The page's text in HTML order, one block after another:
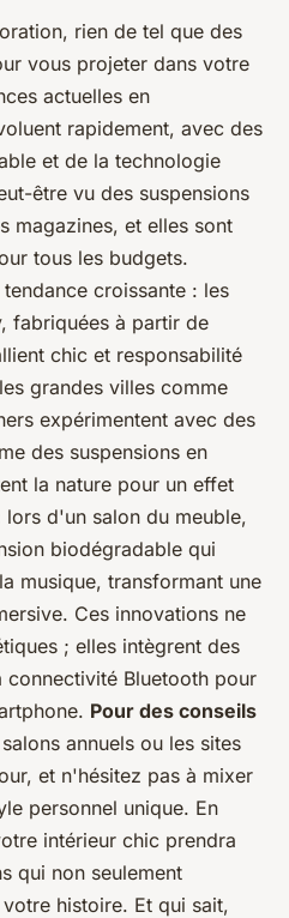
rien de tel que des
vous projeter dans votre
actuelles en
rapidement, avec des
et de la technologie
être vu des suspensions
magazines, et elles sont
tous les budgets.
croissante : les
fabriquées à partir de
chic et responsabilité
grandes villes comme
expérimentent avec des
des suspensions en
la nature pour un effet
d'un salon du meuble,
biodégradable qui
musique, transformant une
Ces innovations ne
; elles intègrent des
Bluetooth pour
Pour des conseils
annuels ou les sites
et n'hésitez pas à mixer
personnel unique. En
intérieur chic prendra
qui non seulement
histoire. Et qui sait,